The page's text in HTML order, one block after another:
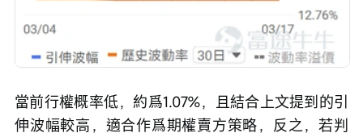
當前行權概率低，約爲1.07%，且結合上文提到的引
伸波幅較高，適合作爲期權賣方策略，反之，若判